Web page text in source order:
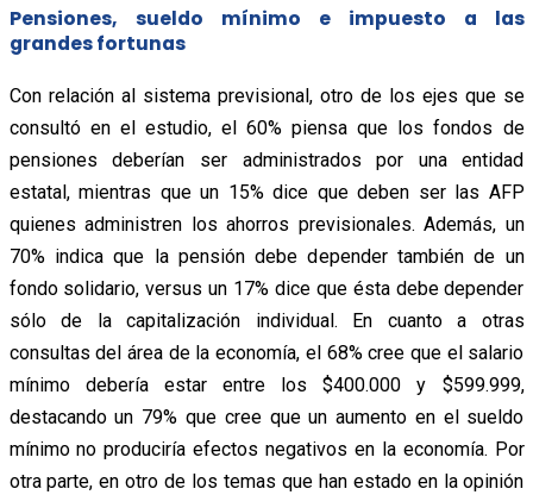
Pensiones, sueldo mínimo e impuesto a las
grandes fortunas
Con relación al sistema previsional, otro de los ejes que se
consultó en el estudio, el 60% piensa que los fondos de
pensiones deberían ser administrados por una entidad
estatal, mientras que un 15% dice que deben ser las AFP
quienes administren los ahorros previsionales. Además, un
70% indica que la pensión debe depender también de un
fondo solidario, versus un 17% dice que ésta debe depender
sólo de la capitalización individual.
En cuanto a otras
consultas del área de la economía, el 68% cree que el salario
mínimo debería estar entre los $400.000 y $599.999,
destacando un 79% que cree que un aumento en el sueldo
mínimo no produciría efectos negativos en la economía. Por
otra parte, en otro de los temas que han estado en la opinión